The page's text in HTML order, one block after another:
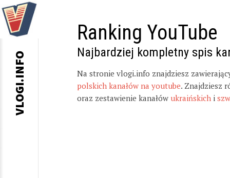
Ranking YouTube
Najbardziej kompletny spis
Na stronie vlogi.info znajdziesz
polskich kanałów na youtube. Znajdziesz
oraz zestawienie kanałów ukraińskich i
VLOGI.INFO